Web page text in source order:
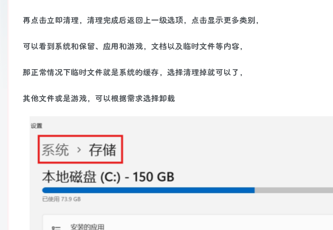
再点击立即清理，清理完成后返回上一级选项，点击显示更多类别，
可以看到系统和保留、应用和游戏，文档以及临时文件等内容，
那正常情况下临时文件就是系统的缓存，选择清理掉就可以了，
其他文件或是游戏，可以根据需求选择卸载